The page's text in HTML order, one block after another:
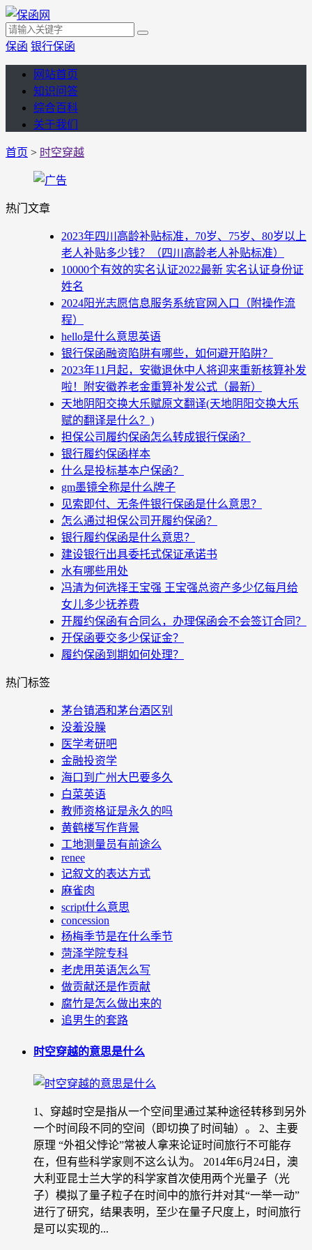
保函 银行保函
网站首页
知识问答
综合百科
关于我们
首页 > 时空穿越
热门文章
2023年四川高龄补贴标准，70岁、75岁、80岁以上
老人补贴多少钱？（四川高龄老人补贴标准）
10000个有效的实名认证2022最新 实名认证身份证
姓名
2024阳光志愿信息服务系统官网入口（附操作流
程）
hello是什么意思英语
银行保函融资陷阱有哪些，如何避开陷阱？
2023年11月起，安徽退休中人将迎来重新核算补发
啦！附安徽养老金重算补发公式（最新）
天地阴阳交换大乐赋原文翻译(天地阴阳交换大乐
赋的翻译是什么？)
担保公司履约保函怎么转成银行保函？
银行履约保函样本
什么是投标基本户保函？
gm墨镜全称是什么牌子
见索即付、无条件银行保函是什么意思？
怎么通过担保公司开履约保函？
银行履约保函是什么意思？
建设银行出具委托式保证承诺书
水有哪些用处
冯清为何选择王宝强 王宝强总资产多少亿每月给
女儿多少抚养费
开履约保函有合同么，办理保函会不会签订合同？
开保函要交多少保证金？
履约保函到期如何处理？
热门标签
茅台镇酒和茅台酒区别
没羞没臊
医学考研吧
金融投资学
海口到广州大巴要多久
白菜英语
教师资格证是永久的吗
黄鹤楼写作背景
工地测量员有前途么
renee
记叙文的表达方式
麻雀肉
script什么意思
concession
杨梅季节是在什么季节
菏泽学院专科
老虎用英语怎么写
做贡献还是作贡献
腐竹是怎么做出来的
追男生的套路
时空穿越的意思是什么
1、穿越时空是指从一个空间里通过某种途径转移到另外
一个时间段不同的空间（即切换了时间轴）。 2、主要
原理 “外祖父悖论”常被人拿来论证时间旅行不可能存
在，但有些科学家则不这么认为。 2014年6月24日，澳
大利亚昆士兰大学的科学家首次使用两个光量子（光
子）模拟了量子粒子在时间中的旅行并对其“一举一动”
进行了研究，结果表明，至少在量子尺度上，时间旅行
是可以实现的...